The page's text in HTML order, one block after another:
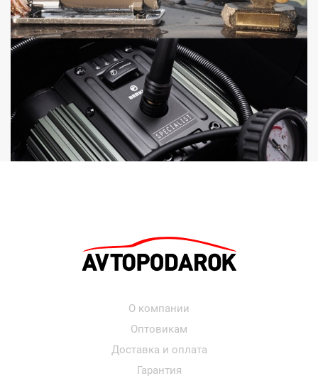
О компании
Оптовикам
Доставка и оплата
Гарантия